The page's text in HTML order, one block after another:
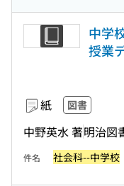
中学
授業
紙 図書
中野英水 著明治図
件名 社会科--中学校